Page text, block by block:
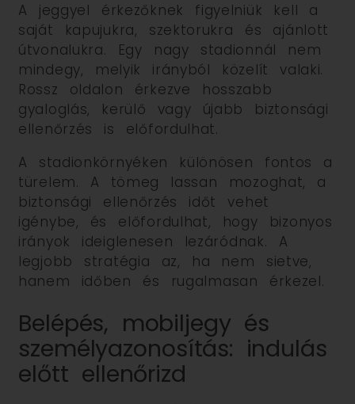
A jeggyel érkezőknek figyelniük kell a
saját kapujukra, szektorukra és ajánlott
útvonalukra. Egy nagy stadionnál nem
mindegy, melyik irányból közelít valaki.
Rossz oldalon érkezve hosszabb
gyaloglás, kerülő vagy újabb biztonsági
ellenőrzés is előfordulhat.
A stadionkörnyéken különösen fontos a
türelem. A tömeg lassan mozoghat, a
biztonsági ellenőrzés időt vehet
igénybe, és előfordulhat, hogy bizonyos
irányok ideiglenesen lezáródnak. A
legjobb stratégia az, ha nem sietve,
hanem időben és rugalmasan érkezel.
Belépés, mobiljegy és
személyazonosítás: indulás
előtt ellenőrizd